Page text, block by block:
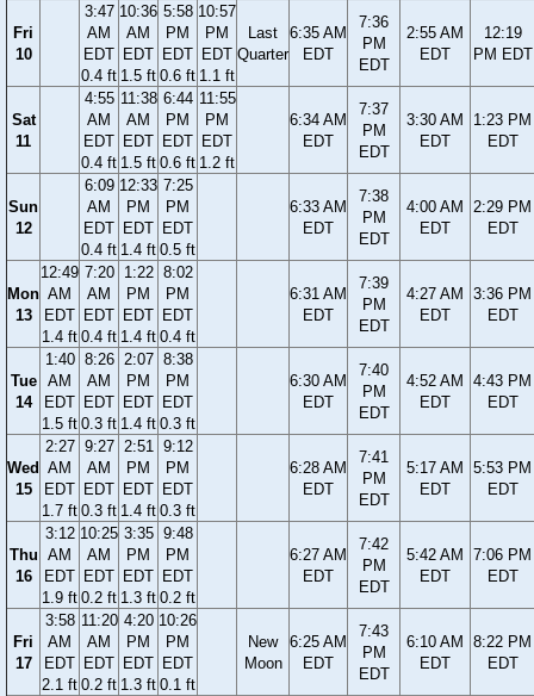
Fri
10
3:47
AM
EDT
0.4 ft
10:36
AM
EDT
1.5 ft
5:58
PM
EDT
0.6 ft
10:57
PM
EDT
1.1 ft
Last
Quarter
6:35 AM
EDT
7:36
PM
EDT
2:55 AM
EDT
12:19
PM EDT
Sat
11
4:55
AM
EDT
0.4 ft
11:38
AM
EDT
1.5 ft
6:44
PM
EDT
0.6 ft
11:55
PM
EDT
1.2 ft
6:34 AM
EDT
7:37
PM
EDT
3:30 AM
EDT
1:23 PM
EDT
Sun
12
6:09
AM
EDT
0.4 ft
12:33
PM
EDT
1.4 ft
7:25
PM
EDT
0.5 ft
6:33 AM
EDT
7:38
PM
EDT
4:00 AM
EDT
2:29 PM
EDT
Mon
13
12:49
AM
EDT
1.4 ft
7:20
AM
EDT
0.4 ft
1:22
PM
EDT
1.4 ft
8:02
PM
EDT
0.4 ft
6:31 AM
EDT
7:39
PM
EDT
4:27 AM
EDT
3:36 PM
EDT
Tue
14
1:40
AM
EDT
1.5 ft
8:26
AM
EDT
0.3 ft
2:07
PM
EDT
1.4 ft
8:38
PM
EDT
0.3 ft
6:30 AM
EDT
7:40
PM
EDT
4:52 AM
EDT
4:43 PM
EDT
Wed
15
2:27
AM
EDT
1.7 ft
9:27
AM
EDT
0.3 ft
2:51
PM
EDT
1.4 ft
9:12
PM
EDT
0.3 ft
6:28 AM
EDT
7:41
PM
EDT
5:17 AM
EDT
5:53 PM
EDT
Thu
16
3:12
AM
EDT
1.9 ft
10:25
AM
EDT
0.2 ft
3:35
PM
EDT
1.3 ft
9:48
PM
EDT
0.2 ft
6:27 AM
EDT
7:42
PM
EDT
5:42 AM
EDT
7:06 PM
EDT
Fri
17
3:58
AM
EDT
2.1 ft
11:20
AM
EDT
0.2 ft
4:20
PM
EDT
1.3 ft
10:26
PM
EDT
0.1 ft
New
Moon
6:25 AM
EDT
7:43
PM
EDT
6:10 AM
EDT
8:22 PM
EDT